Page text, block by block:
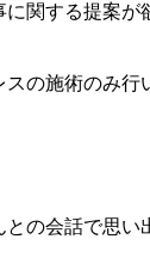
関する提案が
の施術のみ行
の会話で思